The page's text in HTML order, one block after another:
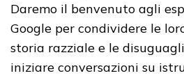
Daremo il benvenuto agli
Google per condividere le
storia razziale e le
iniziare conversazioni su